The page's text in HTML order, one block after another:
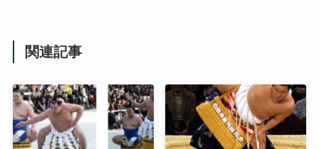
関連記事